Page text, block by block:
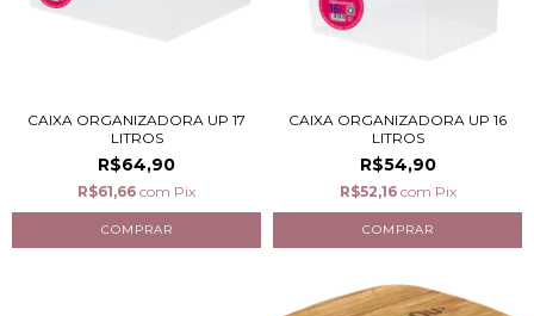
CAIXA ORGANIZADORA UP 17
LITROS
R$64,90
R$61,66 com Pix
CAIXA ORGANIZADORA UP 16
LITROS
R$54,90
R$52,16 com Pix